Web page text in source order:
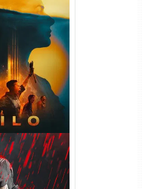
(2024)
Dual Áudio